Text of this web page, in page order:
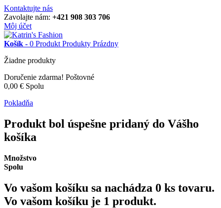
Kontaktujte nás
Zavolajte nám: +421 908 303 706
Môj účet
Košík - 0 Produkt Produkty Prázdny
Žiadne produkty
Doručenie zdarma! Poštovné
0,00 € Spolu
Pokladňa
Produkt bol úspešne pridaný do Vášho
košíka
Množstvo
Spolu
Vo vašom košíku sa nachádza 0 ks tovaru.
Vo vašom košíku je 1 produkt.